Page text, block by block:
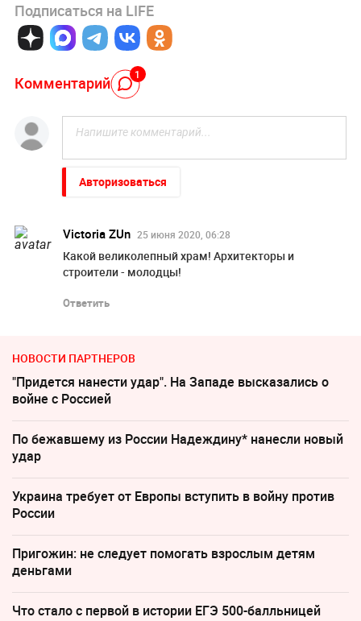
Подписаться на LIFE
Комментарий 1
Авторизоваться
Victoria ZUn 25 июня 2020, 06:28
Какой великолепный храм! Архитекторы и
строители - молодцы!
Ответить
НОВОСТИ ПАРТНЕРОВ
"Придется нанести удар". На Западе высказались о
войне с Россией
По бежавшему из России Надеждину* нанесли новый
удар
Украина требует от Европы вступить в войну против
России
Пригожин: не следует помогать взрослым детям
деньгами
Что стало с первой в истории ЕГЭ 500-балльницей